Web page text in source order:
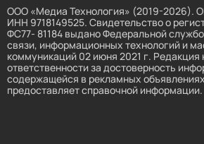
ООО «Медиа Технология» (2019-2026).
ИНН 9718149525. Свидетельство о
ФС77- 81184 выдано Федеральной
связи, информационных технологий и
коммуникаций 02 июня 2021 г. Редакция
ответственности за достоверность
содержащейся в рекламных
предоставляет справочной информации.